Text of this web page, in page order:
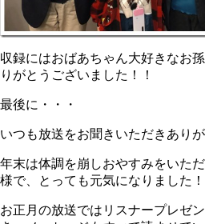
収録にはおばあちゃん大好きなお
りがとうございました！！
最後に・・・
いつも放送をお聞きいただきあり
年末は体調を崩しおやすみをいた
様で、とっても元気になりました！
お正月の放送ではリスナープレゼ